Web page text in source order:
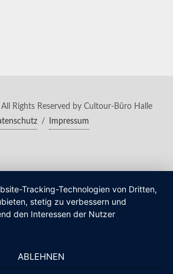
Rights Reserved by Cultour-Büro Halle
/ Impressum
Tracking-Technologien von Dritten,
stetig zu verbessern und
den Interessen der Nutzer
ABLEHNEN